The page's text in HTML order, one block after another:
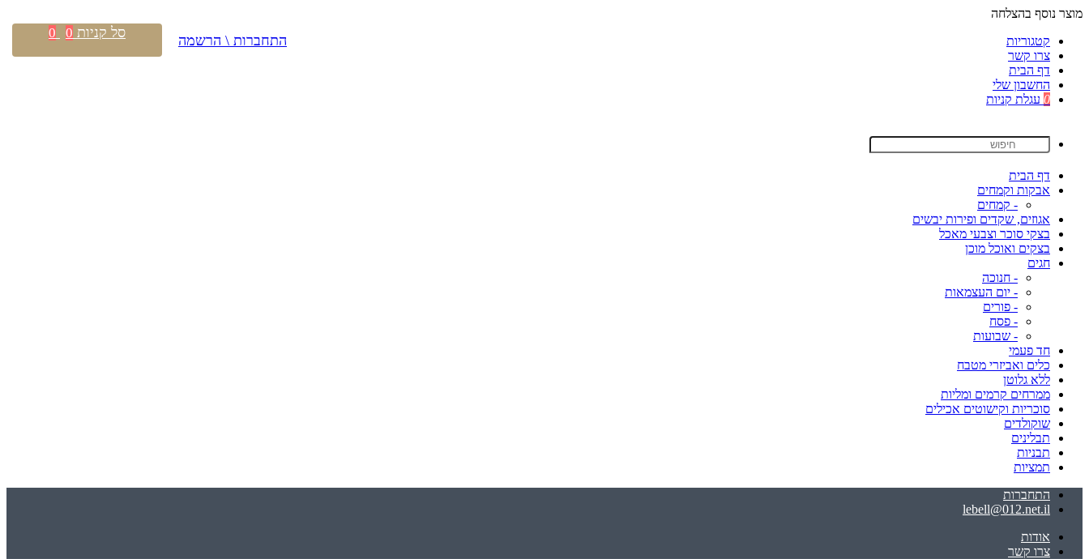
מוצר נוסף בהצלחה
קטגוריות
צרו קשר
דף הבית
החשבון שלי
0 עגלת קניות
דף הבית
אבקות וקמחים
- קמחים
אגוזים, שקדים ופירות יבשים
בצקי סוכר וצבעי מאכל
בצקים ואוכל מוכן
חגים
- חנוכה
- יום העצמאות
- פורים
- פסח
- שבועות
חד פעמי
כלים ואביזרי מטבח
ללא גלוטן
ממרחים קרמים ומליות
סוכריות וקישוטים אכילים
שוקולדים
תבלינים
תבניות
תמציות
התחברות
lebell@012.net.il
אודות
צרו קשר
התחברות \ הרשמה סל קניות 0
0